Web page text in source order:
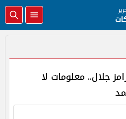
جلال.. معلومات لا